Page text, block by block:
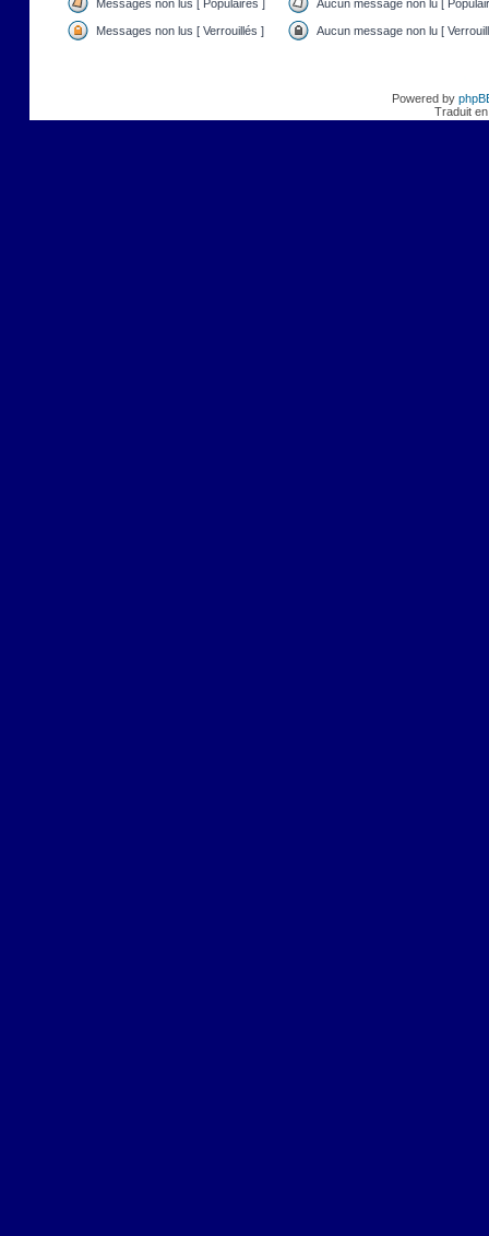
Messages non lus [ Populaires ] Aucun message non lu [
Messages non lus [ Verrouillés ] Aucun message non lu [
Powered by
Traduit